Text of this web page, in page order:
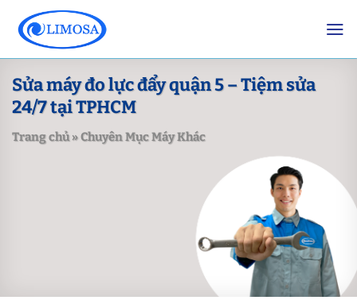
content
Sửa máy đo lực đẩy quận 5 – Tiệm sửa
24/7 tại TPHCM
Trang chủ»Chuyên Mục Máy Khác